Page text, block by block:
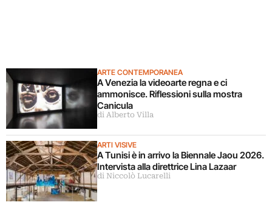
ARTE CONTEMPORANEA
A Venezia la videoarte regna e ci
ammonisce. Riflessioni sulla mostra
Canicula
di Alberto Villa
ARTI VISIVE
A Tunisi è in arrivo la Biennale Jaou 2026.
Intervista alla direttrice Lina Lazaar
di Niccolò Lucarelli